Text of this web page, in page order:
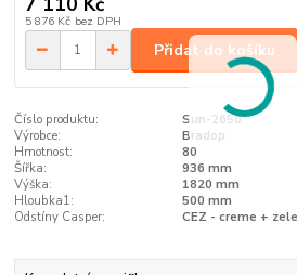
5 876 Kč bez DPH
Přidat do košíku
Číslo produktu:
Sun-2650
Výrobce:
Bradop
Hmotnost:
80
Šířka:
936 mm
Výška:
1820 mm
Hloubka1:
500 mm
Odstíny Casper:
CEZ - creme +